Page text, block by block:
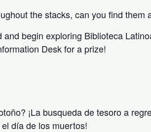
the stacks, can you find them
begin exploring Biblioteca
Desk for a prize!
¡La busqueda de tesoro a
día de los muertos!